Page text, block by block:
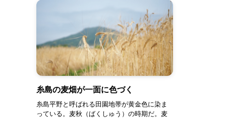
糸島の麦畑が一面に色づく
糸島平野と呼ばれる田園地帯が黄金色に染ま
っている。麦秋（ばくしゅう）の時期だ。麦